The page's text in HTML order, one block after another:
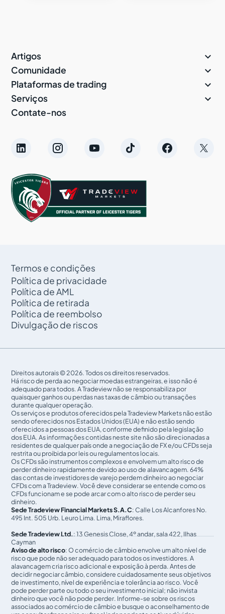
Artigos 
Comunidade 
Plataformas de trading 
Serviços 
Contate-nos
Termos e condições
Política de privacidade
Política de AML
Política de retirada
Política de reembolso
Divulgação de riscos
Direitos autorais © 2026. Todos os direitos reservados.
Há risco de perda ao negociar moedas estrangeiras, e isso não é
adequado para todos. A Tradeview não se responsabiliza por
quaisquer ganhos ou perdas nas taxas de câmbio ou transações
durante qualquer operação.
Os serviços e produtos oferecidos pela Tradeview Markets não estão
sendo oferecidos nos Estados Unidos (EUA) e não estão sendo
oferecidos a pessoas dos EUA, conforme definido pela legislação
dos EUA. As informações contidas neste site não são direcionadas a
residentes de qualquer país onde a negociação de FX e/ou CFDs seja
restrita ou proibida por leis ou regulamentos locais.
Os CFDs são instrumentos complexos e envolvem um alto risco de
perder dinheiro rapidamente devido ao uso de alavancagem. 64%
das contas de investidores de varejo perdem dinheiro ao negociar
CFDs com a Tradeview. Você deve considerar se entende como os
CFDs funcionam e se pode arcar com o alto risco de perder seu
dinheiro.
Sede Tradeview Financial Markets S.A.C: Calle Los Alcanfores No.
495 Int. 505 Urb. Leuro Lima. Lima, Miraflores.
Sede Tradeview Ltd.: 13 Genesis Close, 4º andar, sala 422, Ilhas
Cayman
Aviso de alto risco: O comércio de câmbio envolve um alto nível de
risco que pode não ser adequado para todos os investidores. A
alavancagem cria risco adicional e exposição à perda. Antes de
decidir negociar câmbio, considere cuidadosamente seus objetivos
de investimento, nível de experiência e tolerância ao risco. Você
pode perder parte ou todo o seu investimento inicial; não invista
dinheiro que você não pode perder. Informe-se sobre os riscos
associados ao comércio de câmbio e busque o aconselhamento de